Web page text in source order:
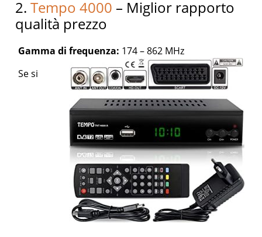
2.Tempo 4000 – Miglior rapporto
qualità prezzo
Gamma di frequenza: 174 – 862 MHz
Se si